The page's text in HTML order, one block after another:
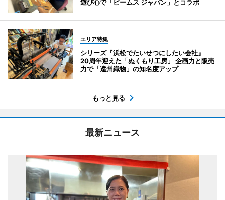
遊び心で「ビームス ジャパン」とコラボ
エリア特集
シリーズ『浜松でたいせつにしたい会社』
20周年迎えた「ぬくもり工房」 企画力と販売
力で「遠州織物」の知名度アップ
もっと見る
最新ニュース